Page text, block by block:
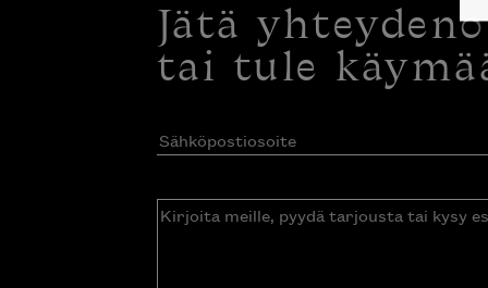
Jätä
tai tule
Sähköpostiosoite(Pakollinen)
Kirjoita